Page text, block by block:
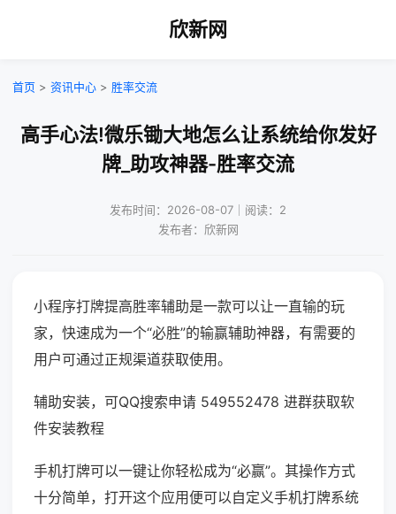
欣新网
首页 > 资讯中心 > 胜率交流
高手心法!微乐锄大地怎么让系统给你发好
牌_助攻神器-胜率交流
发布时间：2026-08-07｜阅读：2
发布者：欣新网
小程序打牌提高胜率辅助是一款可以让一直输的玩
家，快速成为一个“必胜”的输赢辅助神器，有需要的
用户可通过正规渠道获取使用。
辅助安装，可QQ搜索申请 549552478 进群获取软
件安装教程
手机打牌可以一键让你轻松成为“必赢”。其操作方式
十分简单，打开这个应用便可以自定义手机打牌系统